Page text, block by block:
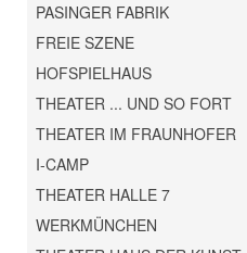
PASINGER FABRIK
FREIE SZENE
HOFSPIELHAUS
THEATER ... UND SO FORT
THEATER IM FRAUNHOFER
I-CAMP
THEATER HALLE 7
WERKMÜNCHEN